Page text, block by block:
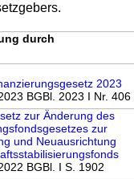
durch
2023
BGBl. 2023 I Nr. 406
zur Änderung des
zur
und Neuausrichtung
BGBl. I S. 1902